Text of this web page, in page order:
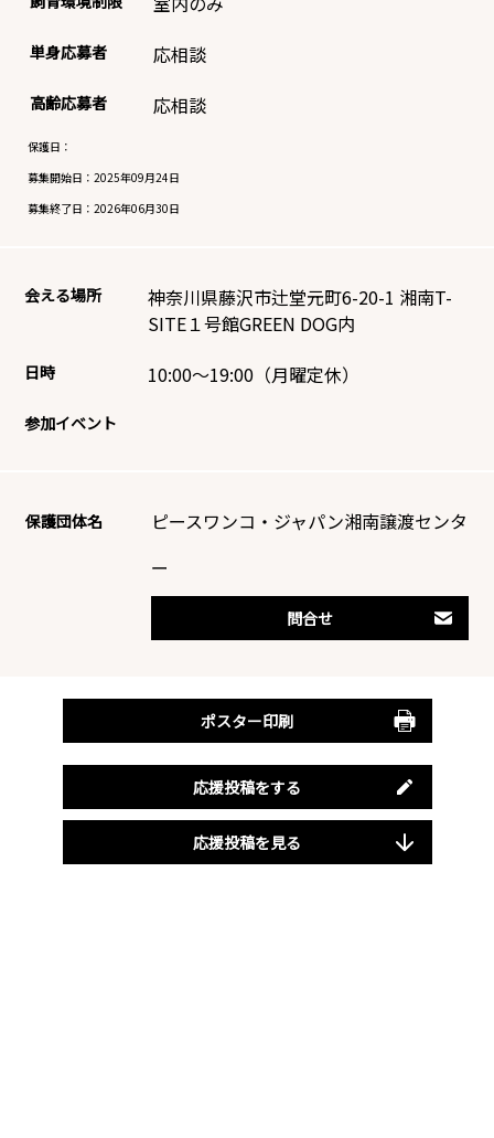
単身応募者 応相談
高齢応募者 応相談
保護日：
募集開始日： 2025年09月24日
募集終了日： 2026年06月30日
会える場所
神奈川県藤沢市辻堂元町6-20-1 湘南T-
SITE１号館GREEN DOG内
日時 10:00～19:00（月曜定休）
参加イベント
保護団体名
ピースワンコ・ジャパン湘南譲渡センタ
ー
問合せ
ポスター印刷
応援投稿をする
応援投稿を見る